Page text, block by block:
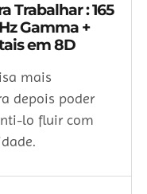
Trabalhar : 165
Gamma +
em 8D
mais
depois poder
lo fluir com